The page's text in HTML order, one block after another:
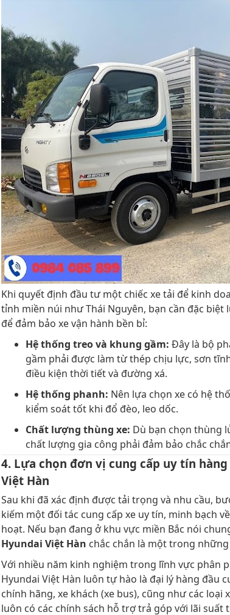
Khi quyết định đầu tư một chiếc xe tải để kinh
tỉnh miền núi như Thái Nguyên, bạn cần đặc biệt
để đảm bảo xe vận hành bền bỉ:
Hệ thống treo và khung gầm: Đây là bộ
gầm phải được làm từ thép chịu lực, sơn
điều kiện thời tiết và đường xá.
Hệ thống phanh: Nên lựa chọn xe có hệ
kiểm soát tốt khi đổ đèo, leo dốc.
Chất lượng thùng xe: Dù bạn chọn thùng
chất lượng gia công phải đảm bảo chắc
4. Lựa chọn đơn vị cung cấp uy tín
Việt Hàn
Sau khi đã xác định được tải trọng và nhu cầu,
kiếm một đối tác cung cấp xe uy tín, minh bạch
hoạt. Nếu bạn đang ở khu vực miền Bắc nói
Hyundai Việt Hàn chắc chắn là một trong
Với nhiều năm kinh nghiệm trong lĩnh vực phân
Hyundai Việt Hàn luôn tự hào là đại lý hàng đầu
chính hãng, xe khách (xe bus), cũng như các loại
luôn có các chính sách hỗ trợ trả góp với lãi suất